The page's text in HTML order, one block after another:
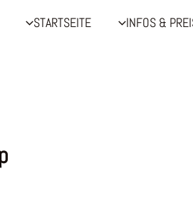
STARTSEITE INFOS &